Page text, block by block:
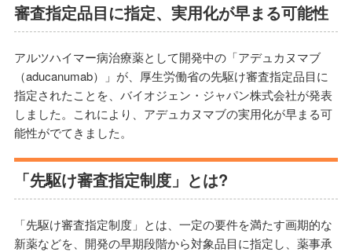
審査指定品目に指定、実用化が早まる可能性
アルツハイマー病治療薬として開発中の「アデュカヌマブ
（aducanumab）」が、厚生労働省の先駆け審査指定品目に
指定されたことを、バイオジェン・ジャパン株式会社が発表
しました。これにより、アデュカヌマブの実用化が早まる可
能性がでてきました。
「先駆け審査指定制度」とは?
「先駆け審査指定制度」とは、一定の要件を満たす画期的な
新薬などを、開発の早期段階から対象品目に指定し、薬事承